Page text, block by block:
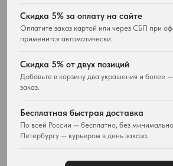
Скидка 5% за оплату на сайте
Оплатите заказ картой или через СБП при
применится автоматически.
Скидка 5% от двух позиций
Добавьте в корзину два украшения и более
заказ.
Бесплатная быстрая доставка
По всей России — бесплатно, без
Петербургу — курьером в день заказа.
ПОКУПАТЕЛЯМ
Доставка
Вопросы и ответы
Отзывы покупателей
Карта сайта
Публичная оферта
+7 929 115-81-82